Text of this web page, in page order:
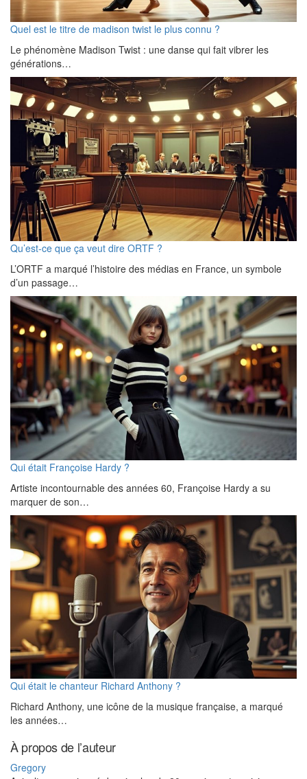
Quel est le titre de madison twist le plus connu ?
Le phénomène Madison Twist : une danse qui fait vibrer les
générations…
Qu’est-ce que ça veut dire ORTF ?
L’ORTF a marqué l’histoire des médias en France, un symbole
d’un passage…
Qui était Françoise Hardy ?
Artiste incontournable des années 60, Françoise Hardy a su
marquer de son…
Qui était le chanteur Richard Anthony ?
Richard Anthony, une icône de la musique française, a marqué
les années…
À propos de l’auteur
Gregory